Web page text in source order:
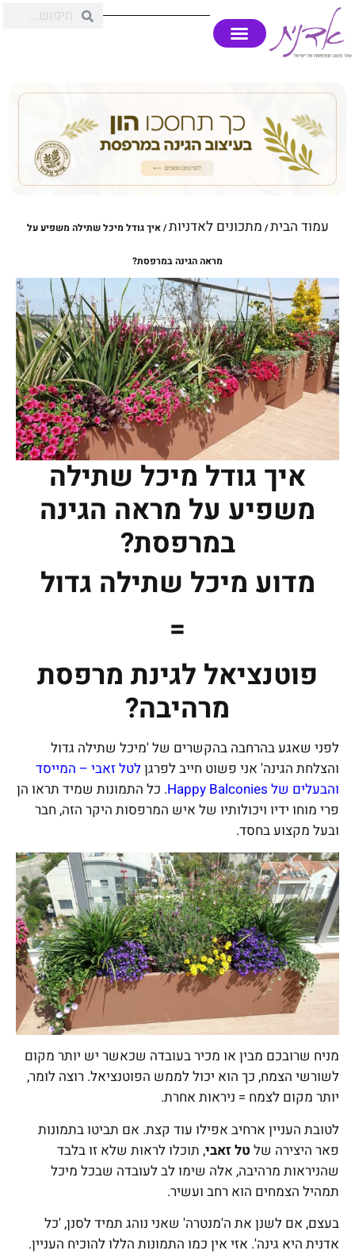
עמוד הבית/ מתכונים לאדניות/ איך גודל מיכל שתילה משפיע על
מראה הגינה במרפסת?
איך גודל מיכל שתילה
משפיע על מראה הגינה
במרפסת?
מדוע מיכל שתילה גדול
=
פוטנציאל לגינת מרפסת
מרהיבה?
לפני שאגע בהרחבה בהקשרים של 'מיכל שתילה גדול
והצלחת הגינה' אני פשוט חייב לפרגןלטל זאבי – המייסד
והבעלים של Happy Balconies
. כל התמונות שמיד תראו הן
פרי מוחו ידיו ויכולותיו של איש המרפסות היקר הזה, חבר
ובעל מקצוע בחסד.
מניח שרובכם מבין או מכיר בעובדה שכאשר יש יותר מקום
לשורשי הצמח, כך הוא יכול לממש הפוטנציאל. רוצה לומר,
יותר מקום לצמח = ניראות אחרת.
לטובת העניין ארחיב אפילו עוד קצת. אם תביטו בתמונות
פאר היצירה של טל זאבי, תוכלו לראות שלא זו בלבד
שהניראות מרהיבה, אלה שימו לב לעובדה שבכל מיכל
תמהיל הצמחים הוא רחב ועשיר.
בעצם, אם לשנן את ה'מנטרה' שאני נוהג תמיד לסנן, 'כל
אדנית היא גינה'. אזי אין כמו התמונות הללו להוכיח העניין.